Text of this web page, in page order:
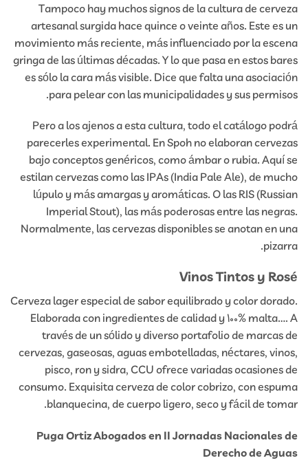
Tampoco hay muchos signos de la cultura de cerveza
artesanal surgida hace quince o veinte años. Este es un
movimiento más reciente, más influenciado por la escena
gringa de las últimas décadas. Y lo que pasa en estos bares
es sólo la cara más visible. Dice que falta una asociación
para pelear con las municipalidades y sus permisos.
Pero a los ajenos a esta cultura, todo el catálogo podrá
parecerles experimental. En Spoh no elaboran cervezas
bajo conceptos genéricos, como ámbar o rubia. Aquí se
estilan cervezas como las IPAs (India Pale Ale), de mucho
lúpulo y más amargas y aromáticas. O las RIS (Russian
Imperial Stout), las más poderosas entre las negras.
Normalmente, las cervezas disponibles se anotan en una
pizarra.
Vinos Tintos y Rosé
Cerveza lager especial de sabor equilibrado y color dorado.
Elaborada con ingredientes de calidad y 100% malta…. A
través de un sólido y diverso portafolio de marcas de
cervezas, gaseosas, aguas embotelladas, néctares, vinos,
pisco, ron y sidra, CCU ofrece variadas ocasiones de
consumo. Exquisita cerveza de color cobrizo, con espuma
blanquecina, de cuerpo ligero, seco y fácil de tomar.
Puga Ortiz Abogados en II Jornadas Nacionales de
Derecho de Aguas